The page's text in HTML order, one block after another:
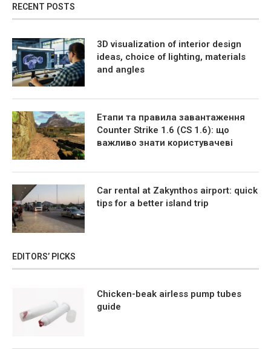
RECENT POSTS
3D visualization of interior design
ideas, choice of lighting, materials
and angles
Етапи та правила завантаження
Counter Strike 1.6 (CS 1.6): що
важливо знати користувачеві
Car rental at Zakynthos airport: quick
tips for a better island trip
EDITORS’ PICKS
Chicken-beak airless pump tubes
guide